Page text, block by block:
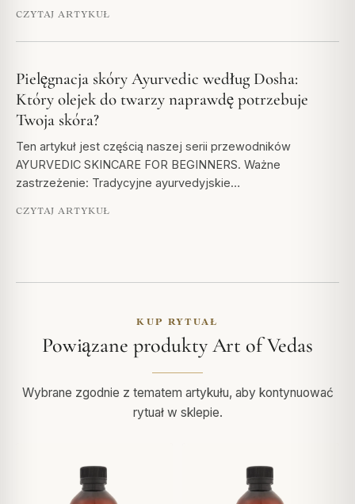
CZYTAJ ARTYKUŁ
Pielęgnacja skóry Ayurvedic według Dosha:
Który olejek do twarzy naprawdę potrzebuje
Twoja skóra?
Ten artykuł jest częścią naszej serii przewodników
AYURVEDIC SKINCARE FOR BEGINNERS. Ważne
zastrzeżenie: Tradycyjne ayurvedyjskie…
CZYTAJ ARTYKUŁ
KUP RYTUAŁ
Powiązane produkty Art of Vedas
Wybrane zgodnie z tematem artykułu, aby kontynuować
rytuał w sklepie.